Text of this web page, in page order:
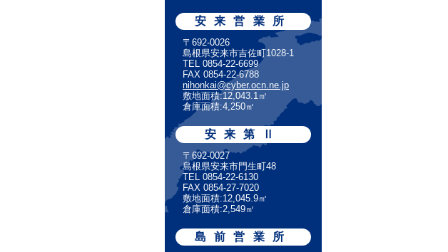
安来営業所
〒692-0026
島根県安来市吉佐町1028-1
TEL 0854-22-6699
FAX 0854-22-6788
nihonkai@cyber.ocn.ne.jp
敷地面積:12,043.1㎡
倉庫面積:4,250㎡
安来第Ⅱ
〒692-0027
島根県安来市門生町48
TEL 0854-22-6130
FAX 0854-27-7020
敷地面積:12,045.9㎡
倉庫面積:2,549㎡
島前営業所